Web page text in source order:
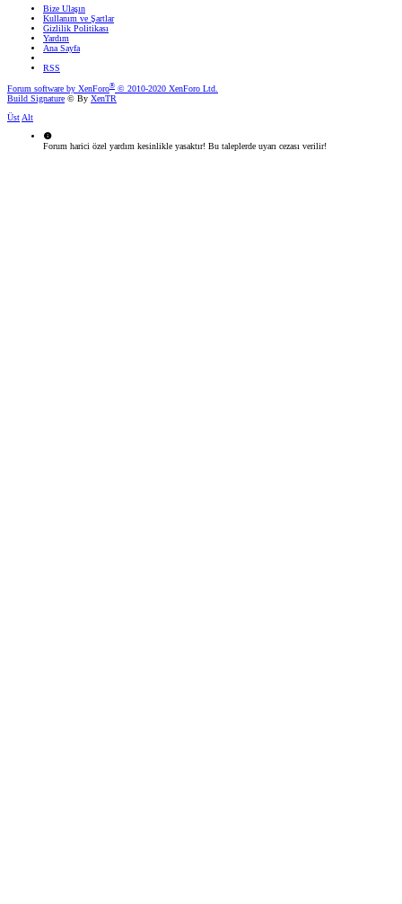
Bize Ulaşın
Kullanım ve Şartlar
Gizlilik Politikası
Yardım
Ana Sayfa
RSS
Forum software by XenForo® © 2010-2020 XenForo Ltd.
Build Signature © By XenTR
Üst Alt
Forum harici özel yardım kesinlikle yasaktır! Bu taleplerde uyarı cezası verilir!